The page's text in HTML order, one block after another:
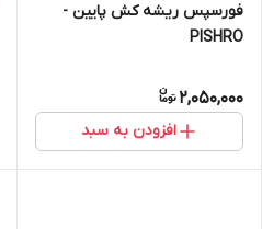
فورسپس ریشه کش پایین -
PISHRO
2,050,000
افزودن به سبد